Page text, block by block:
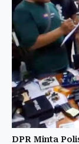
DPR Minta